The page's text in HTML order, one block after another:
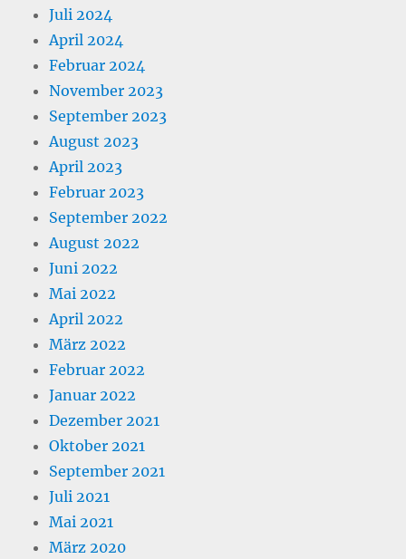
Juli 2024
April 2024
Februar 2024
November 2023
September 2023
August 2023
April 2023
Februar 2023
September 2022
August 2022
Juni 2022
Mai 2022
April 2022
März 2022
Februar 2022
Januar 2022
Dezember 2021
Oktober 2021
September 2021
Juli 2021
Mai 2021
März 2020